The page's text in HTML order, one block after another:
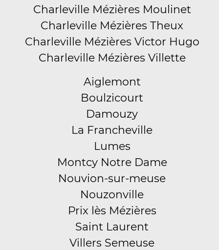
Charleville Mézières Moulinet
Charleville Mézières Theux
Charleville Mézières Victor Hugo
Charleville Mézières Villette
Aiglemont
Boulzicourt
Damouzy
La Francheville
Lumes
Montcy Notre Dame
Nouvion-sur-meuse
Nouzonville
Prix lès Mézières
Saint Laurent
Villers Semeuse